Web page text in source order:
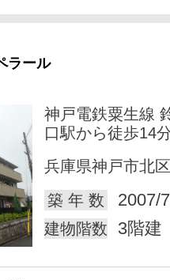
ラール
神戸電鉄粟生線
口駅から徒歩14
兵庫県神戸市北
築 年 数
2007/
建物階数 3階建